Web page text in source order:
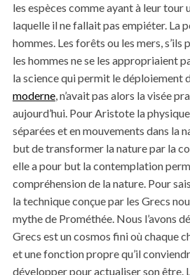
les espèces comme ayant à leur tour
laquelle il ne fallait pas empiéter. La
hommes. Les forêts ou les mers,
les hommes ne se les appropriaient
la science qui permit le déploiement
moderne, n’avait pas alors la visée
aujourd’hui. Pour Aristote la
séparées et en mouvements dans la
but de transformer la nature par la
elle a pour but la contemplation
compréhension de la nature. Pour
la technique conçue par les Grecs
mythe de Prométhée. Nous l’avons
Grecs est un cosmos fini où chaque
et une fonction propre qu’il
développer pour actualiser son être.